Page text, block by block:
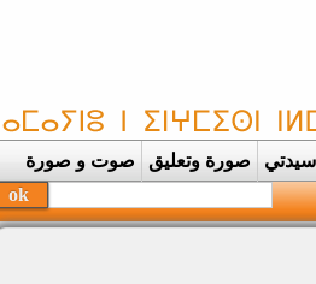
سيدتي صورة وتعليق صوت و صورة